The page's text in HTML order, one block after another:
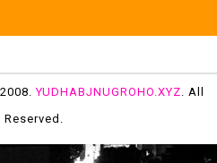
YUDHABJNUGROHO.XYZ. All
Reserved.